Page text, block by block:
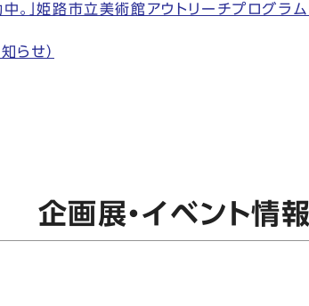
。」姫路市立美術館アウトリーチプログラ
らせ）
企画展・イベント情報